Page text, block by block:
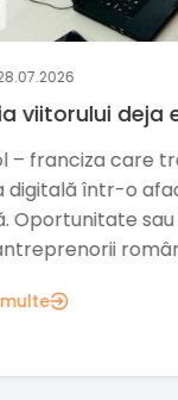
În ultima
se
pe